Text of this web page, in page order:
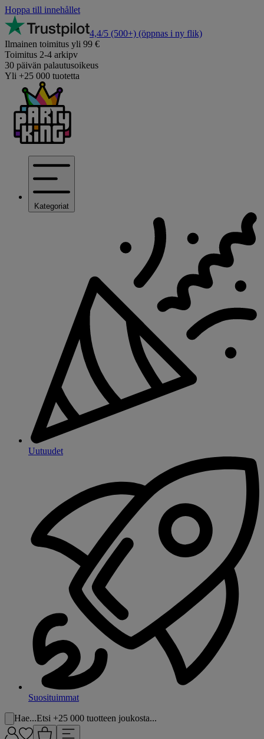
Hoppa till innehållet
4,4/5 (500+) (öppnas i ny flik)
Ilmainen toimitus yli 99 €
Toimitus 2-4 arkipv
30 päivän palautusoikeus
Yli +25 000 tuotetta
Kategoriat
Uutuudet
Suosituimmat
Hae...Etsi +25 000 tuotteen joukosta...